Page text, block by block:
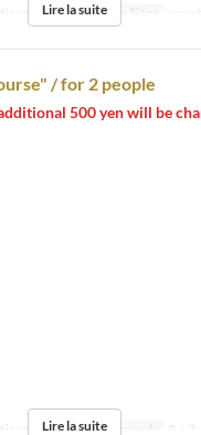
Catégorie de Siège
Lire la suite
/ for 2 people
500 yen will be
Qté de commande 2 ~ 2
Lire la suite